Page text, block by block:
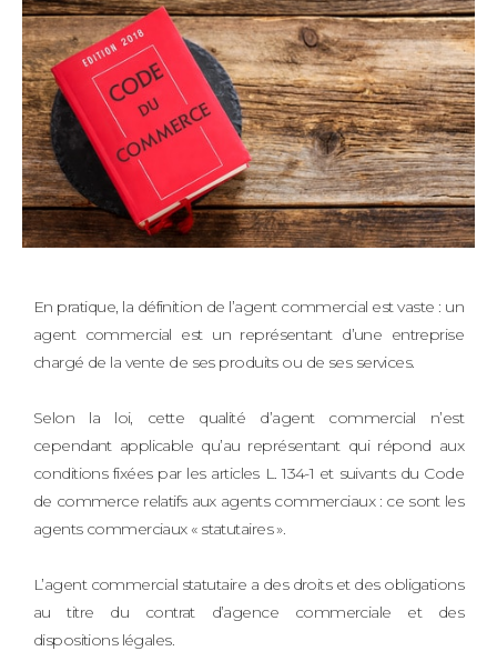
En pratique, la définition de l’agent commercial est vaste : un
agent commercial est un représentant d’une entreprise
chargé de la vente de ses produits ou de ses services.
Selon la loi, cette qualité d’agent commercial n’est
cependant applicable qu’au représentant qui répond aux
conditions fixées par les articles L. 134-1 et suivants du Code
de commerce relatifs aux agents commerciaux : ce sont les
agents commerciaux « statutaires ».
L’agent commercial statutaire a des droits et des obligations
au titre du contrat d’agence commerciale et des
dispositions légales.